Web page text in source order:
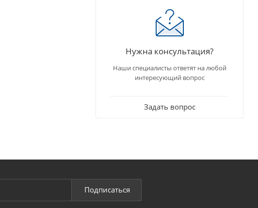
Нужна консультация?
Наши специалисты ответят на любой
интересующий вопрос
Задать вопрос
Подписаться